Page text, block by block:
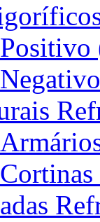
Positivo